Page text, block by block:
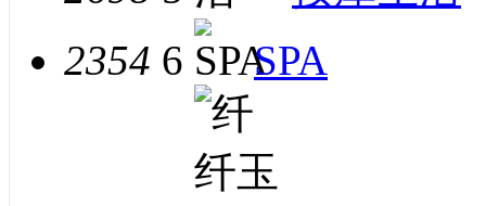
2354 6 SPA